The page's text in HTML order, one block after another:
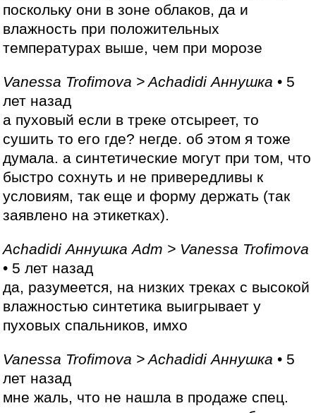
поскольку они в зоне облаков, да и
влажность при положительных
температурах выше, чем при морозе
Vanessa Trofimova > Achadidi Аннушка • 5
лет назад
а пуховый если в треке отсыреет, то
сушить то его где? негде. об этом я тоже
думала. а синтетические могут при том, что
быстро сохнуть и не привередливы к
условиям, так еще и форму держать (так
заявлено на этикетках).
Achadidi Аннушка Adm > Vanessa Trofimova
• 5 лет назад
да, разумеется, на низких треках с высокой
влажностью синтетика выигрывает у
пуховых спальников, имхо
Vanessa Trofimova > Achadidi Аннушка • 5
лет назад
мне жаль, что не нашла в продаже спец.